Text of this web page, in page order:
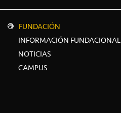
FUNDACIÓN
INFORMACIÓN FUNDACIONAL
NOTICIAS
CAMPUS